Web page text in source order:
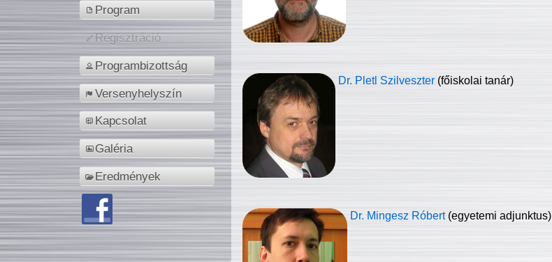
Program
Regisztráció
Programbizottság
Versenyhelyszín
Kapcsolat
Galéria
Eredmények
Dr. Pletl Szilveszter (főiskolai tanár)
Dr. Mingesz Róbert (egyetemi adjunktus)